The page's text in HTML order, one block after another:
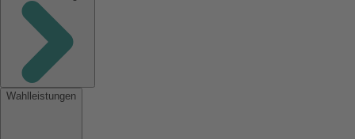
Wahlleistungen